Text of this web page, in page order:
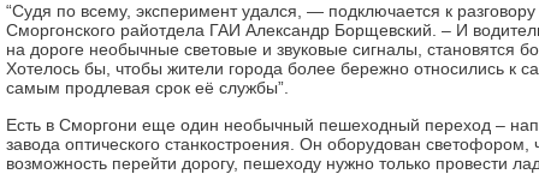
“Судя по всему, эксперимент удался, — подключается к разговору
Сморгонского райотдела ГАИ Александр Борщевский. – И
на дороге необычные световые и звуковые сигналы, становятся
Хотелось бы, чтобы жители города более бережно относились к
самым продлевая срок её службы”.
Есть в Сморгони еще один необычный пешеходный переход –
завода оптического станкостроения. Он оборудован светофором,
возможность перейти дорогу, пешеходу нужно только провести